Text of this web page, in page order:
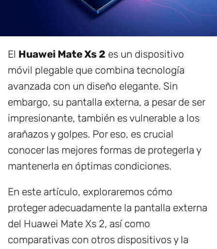
El Huawei Mate Xs 2 es un dispositivo
móvil plegable que combina tecnología
avanzada con un diseño elegante. Sin
embargo, su pantalla externa, a pesar de ser
impresionante, también es vulnerable a los
arañazos y golpes. Por eso, es crucial
conocer las mejores formas de protegerla y
mantenerla en óptimas condiciones.
En este artículo, exploraremos cómo
proteger adecuadamente la pantalla externa
del Huawei Mate Xs 2, así como
comparativas con otros dispositivos y la